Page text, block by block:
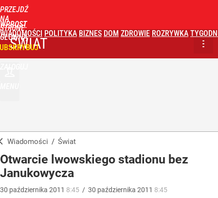
PRZEJDŹ
NA
STRONĘ
GŁÓWNĄ
WPROST
WIADOMOŚCI POLITYKA BIZNES DOM ZDROWIE ROZRYWKA
ŚWIAT
Wiadomości / Świat
Otwarcie lwowskiego stadionu bez
Janukowycza
30 października 2011 8:45 / 30 października 2011 8:45